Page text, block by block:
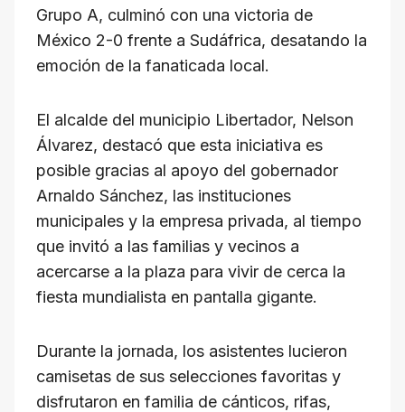
Grupo A, culminó con una victoria de
México 2-0 frente a Sudáfrica, desatando la
emoción de la fanaticada local.
El alcalde del municipio Libertador, Nelson
Álvarez, destacó que esta iniciativa es
posible gracias al apoyo del gobernador
Arnaldo Sánchez, las instituciones
municipales y la empresa privada, al tiempo
que invitó a las familias y vecinos a
acercarse a la plaza para vivir de cerca la
fiesta mundialista en pantalla gigante.
Durante la jornada, los asistentes lucieron
camisetas de sus selecciones favoritas y
disfrutaron en familia de cánticos, rifas,